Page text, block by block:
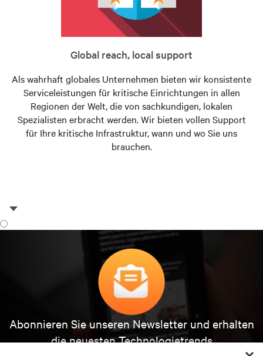
Global reach, local support
Als wahrhaft globales Unternehmen bieten wir konsistente
Serviceleistungen für kritische Einrichtungen in allen
Regionen der Welt, die von sachkundigen, lokalen
Spezialisten erbracht werden. Wir bieten vollen Support
für Ihre kritische Infrastruktur, wann und wo Sie uns
brauchen.
Abonnieren Sie unseren Newsletter und erhalten
die neuesten Technologietrends